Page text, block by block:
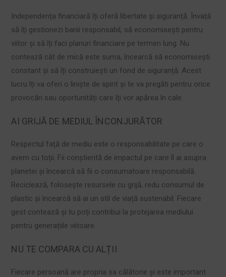
Independența financiară îți oferă libertate și siguranță. Învață
să îți gestionezi banii responsabil, să economisești pentru
viitor și să îți faci planuri financiare pe termen lung. Nu
contează cât de mică este suma, încearcă să economisești
constant și să îți construiești un fond de siguranță. Acest
lucru îți va oferi o liniște de spirit și te va pregăti pentru orice
provocări sau oportunități care îți vor apărea în cale.
AI GRIJĂ DE MEDIUL ÎNCONJURĂTOR
Respectul față de mediu este o responsabilitate pe care o
avem cu toții. Fii conștientă de impactul pe care îl ai asupra
planetei și încearcă să fii o consumatoare responsabilă.
Reciclează, folosește resursele cu grijă, redu consumul de
plastic și încearcă să ai un stil de viață sustenabil. Fiecare
gest contează și tu poți contribui la protejarea mediului
pentru generațiile viitoare.
NU TE COMPARA CU ALȚII
Fiecare persoană are propria sa călătorie și este important